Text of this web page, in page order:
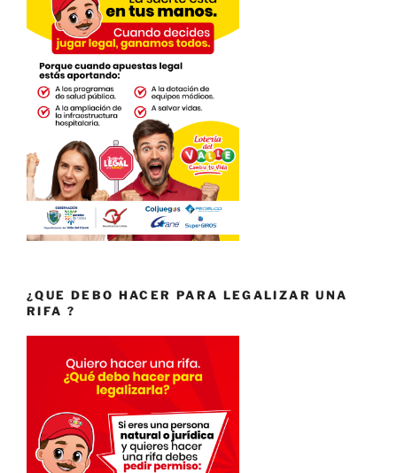
¿QUE DEBO HACER PARA LEGALIZAR UNA
RIFA ?